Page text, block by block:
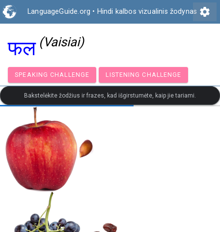
LanguageGuide.org • Hindi kalbos vizualinis žodynas settings
फल (Vaisiai)
SPEAKING CHALLENGE LISTENING CHALLENGE
Bakstelėkite žodžius ir frazes, kad išgirstumėte, kaip jie tariami.